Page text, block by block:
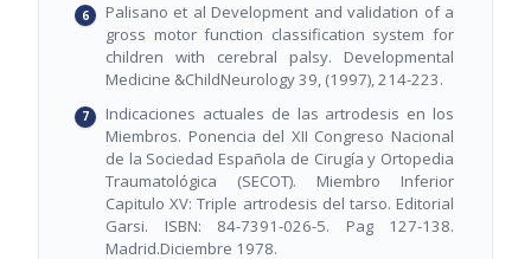
Palisano et al Development and validation of a
gross motor function classification system for
children with cerebral palsy. Developmental
Medicine &ChildNeurology 39, (1997), 214-223.
Indicaciones actuales de las artrodesis en los
Miembros. Ponencia del XII Congreso Nacional
de la Sociedad Española de Cirugía y Ortopedia
Traumatológica (SECOT). Miembro Inferior
Capitulo XV: Triple artrodesis del tarso. Editorial
Garsi. ISBN: 84-7391-026-5. Pag 127-138.
Madrid.Diciembre 1978.